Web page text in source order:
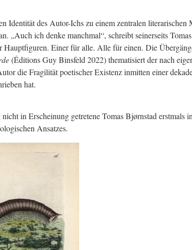
Identität des Autor-Ichs zu einem zentralen literarischen
„Auch ich denke manchmal“, schreibt seinerseits
Hauptfiguren. Einer für alle. Alle für einen. Die
(Éditions Guy Binsfeld 2022) thematisiert der nach
die Fragilität poetischer Existenz inmitten einer
hat.
in Erscheinung getretene Tomas Bjørnstad erstmals
Ansatzes.